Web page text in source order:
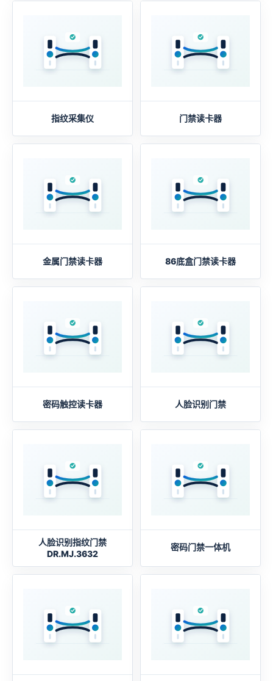
指纹采集仪 门禁读卡器
金属门禁读卡器 86底盒门禁读卡器
密码触控读卡器 人脸识别门禁
人脸识别指纹门禁
DR.MJ.3632
密码门禁一体机